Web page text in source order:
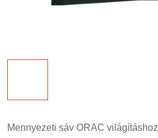
Mennyezeti sáv ORAC világításhoz